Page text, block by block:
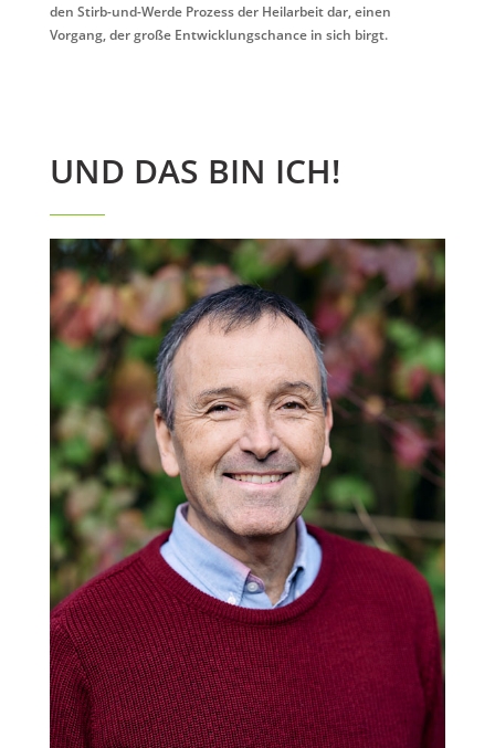
den Stirb-und-Werde Prozess der Heilarbeit dar, einen
Vorgang, der große Entwicklungschance in sich birgt.
UND DAS BIN ICH!